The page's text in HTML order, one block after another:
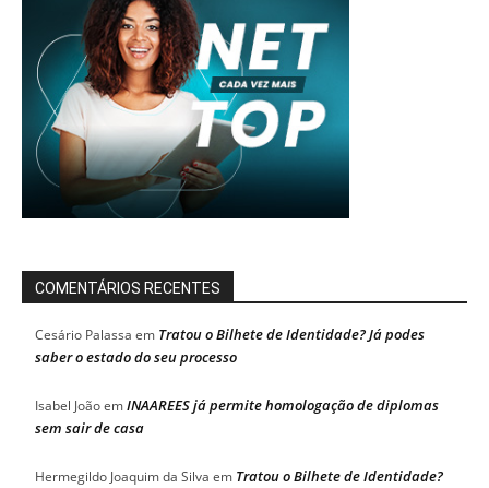
COMENTÁRIOS RECENTES
Cesário Palassa em Tratou o Bilhete de Identidade? Já podes
saber o estado do seu processo
Isabel JoãoemINAAREES já permite homologação de diplomas
sem sair de casa
Hermegildo Joaquim da Silva em Tratou o Bilhete de Identidade?